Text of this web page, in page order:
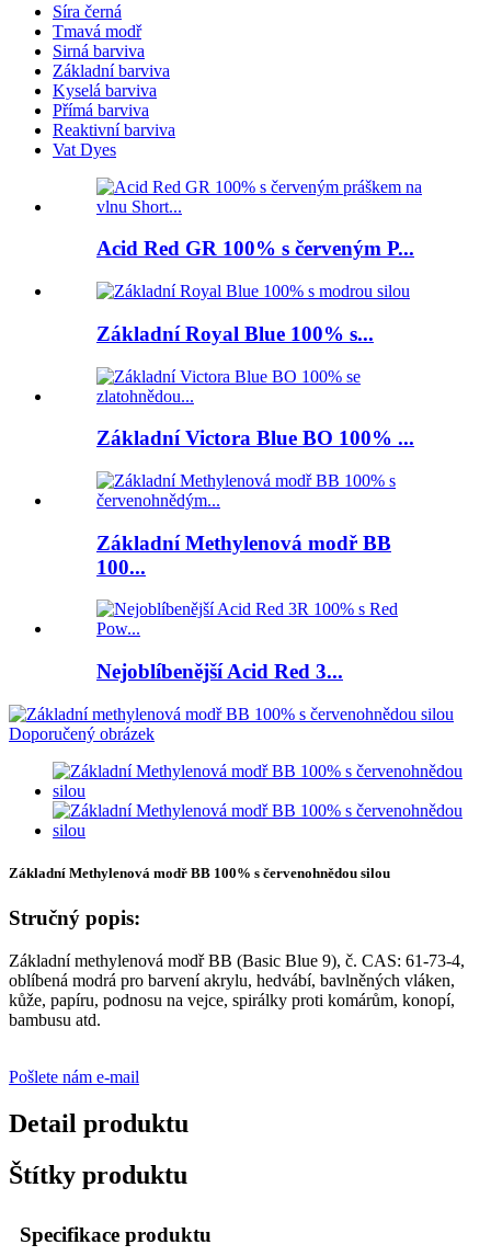
Síra černá
Tmavá modř
Sirná barviva
Základní barviva
Kyselá barviva
Přímá barviva
Reaktivní barviva
Vat Dyes
Acid Red GR 100% s červeným P...
Základní Royal Blue 100% s...
Základní Victora Blue BO 100% ...
Základní Methylenová modř BB
100...
Nejoblíbenější Acid Red 3...
Základní Methylenová modř BB 100% s červenohnědou silou
Stručný popis:
Základní methylenová modř BB (Basic Blue 9), č. CAS: 61-73-4,
oblíbená modrá pro barvení akrylu, hedvábí, bavlněných vláken,
kůže, papíru, podnosu na vejce, spirálky proti komárům, konopí,
bambusu atd.
Pošlete nám e-mail
Detail produktu
Štítky produktu
Specifikace produktu